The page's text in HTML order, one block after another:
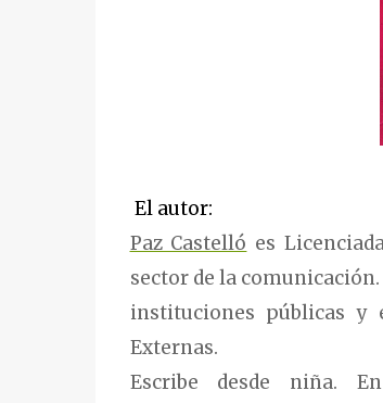
El autor:
Paz Castelló es
sector de la comunicación.
instituciones públicas y
Externas.
Escribe desde niña.